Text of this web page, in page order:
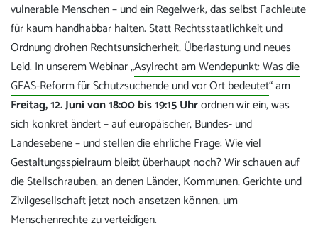
vulnerable Menschen – und ein Regelwerk, das selbst Fachleute
für kaum handhabbar halten. Statt Rechtsstaatlichkeit und
Ordnung drohen Rechtsunsicherheit, Überlastung und neues
Leid. In unserem Webinar „Asylrecht am Wendepunkt: Was die
GEAS-Reform für Schutzsuchende und vor Ort bedeutet“ am
Freitag, 12. Juni von 18:00 bis 19:15 Uhrordnen wir ein, was
sich konkret ändert – auf europäischer, Bundes- und
Landesebene – und stellen die ehrliche Frage: Wie viel
Gestaltungsspielraum bleibt überhaupt noch? Wir schauen auf
die Stellschrauben, an denen Länder, Kommunen, Gerichte und
Zivilgesellschaft jetzt noch ansetzen können, um
Menschenrechte zu verteidigen.